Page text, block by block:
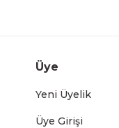
Üye
Yeni Üyelik
Üye Girişi